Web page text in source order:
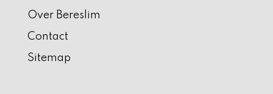
Over Bereslim
Contact
Sitemap